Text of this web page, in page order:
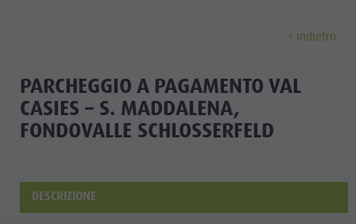
Scopri
Cultura
Località
Famiglia & Bambini
Escursioni
Arrampicare
Come arrivare
Richiesta cataloghi
indietro
PARCHEGGIO A PAGAMENTO VAL
CASIES – S. MADDALENA,
FONDOVALLE SCHLOSSERFELD
DESCRIZIONE